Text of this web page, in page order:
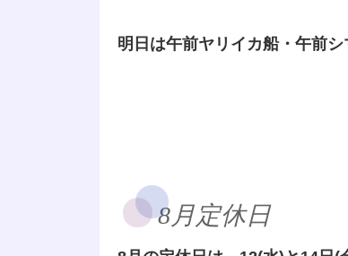
明日は午前ヤリイカ船・午前
8月定休日